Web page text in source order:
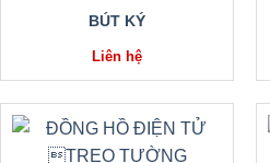
BÚT KÝ
Liên hệ